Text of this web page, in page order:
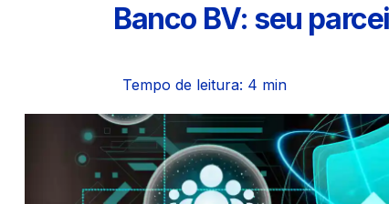
​​​Banco BV: seu
Tempo de leitura: 4 min